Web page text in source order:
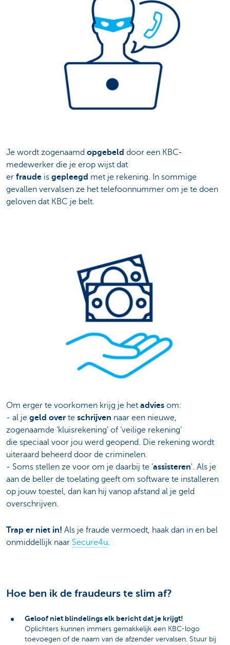
Je wordt zogenaamd opgebeld door een KBC-
medewerker die je erop wijst dat
er fraude is gepleegd met je rekening. In sommige
gevallen vervalsen ze het telefoonnummer om je te doen
geloven dat KBC je belt.
Om erger te voorkomen krijg je het advies om:
- al je geld over te schrijven naar een nieuwe,
zogenaamde ‘kluisrekening’ of ‘veilige rekening’
die speciaal voor jou werd geopend. Die rekening wordt
uiteraard beheerd door de criminelen.
- Soms stellen ze voor om je daarbij te 'assisteren'. Als je
aan de beller de toelating geeft om software te installeren
op jouw toestel, dan kan hij vanop afstand al je geld
overschrijven.
Trap er niet in! Als je fraude vermoedt, haak dan in en bel
onmiddellijk naar Secure4u.
Hoe ben ik de fraudeurs te slim af?
Geloof niet blindelings elk bericht dat je krijgt!
Oplichters kunnen immers gemakkelijk een KBC-logo
toevoegen of de naam van de afzender vervalsen. Stuur bij